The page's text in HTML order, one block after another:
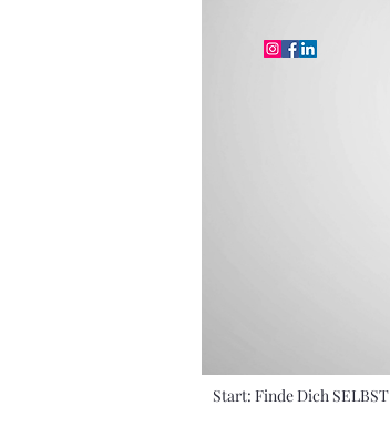
Start: Finde Dich SELBST